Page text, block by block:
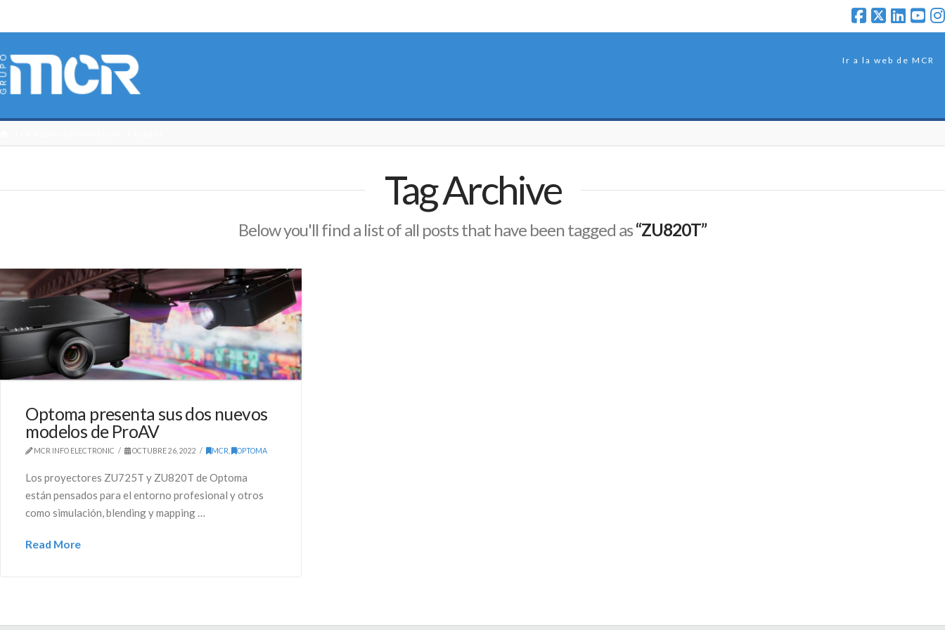
Ir a la web de MCR
Tag Archive
Below you'll find a list of all posts that have been tagged as“ZU820T”
Optoma presenta sus dos nuevos
modelos de ProAV
MCR INFO ELECTRONIC OCTUBRE 26, 2022 MCR , OPTOMA
Los proyectores ZU725T y ZU820T de Optoma
están pensados para el entorno profesional y otros
como simulación, blending y mapping …
Read More